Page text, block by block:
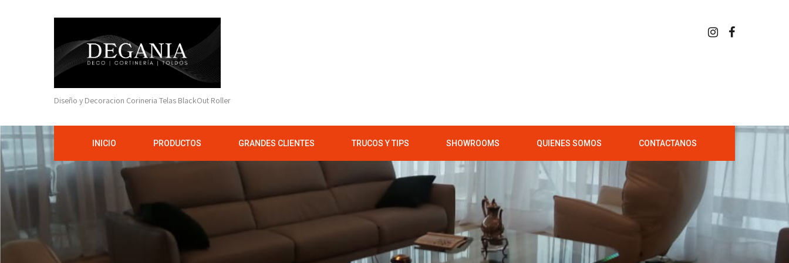
Diseño y Decoracion Corineria Telas BlackOut Roller
INICIO PRODUCTOS GRANDES CLIENTES TRUCOS Y TIPS SHOWROOMS QUIENES SOMOS CONTACTANOS